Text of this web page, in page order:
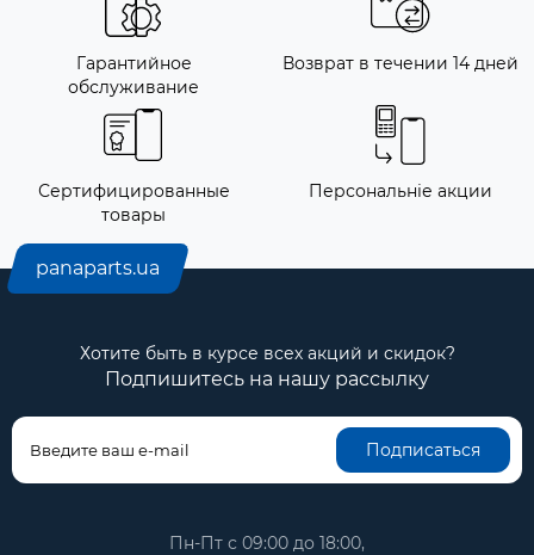
Гарантийное
обслуживание
Возврат в течении 14 дней
Сертифицированные
товары
Персональніе акции
panaparts.ua
Хотите быть в курсе всех акций и скидок?
Подпишитесь на нашу рассылку
Подписаться
Пн-Пт с 09:00 до 18:00,